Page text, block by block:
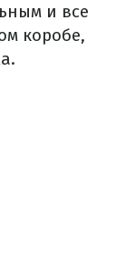
и все
коробе,